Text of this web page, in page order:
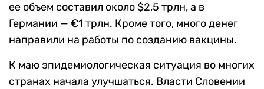
ее объем составил около $2,5 трлн, а в
Германии — €1 трлн. Кроме того, много денег
направили на работы по созданию вакцины.
К маю эпидемиологическая ситуация во многих
странах начала улучшаться. Власти Словении